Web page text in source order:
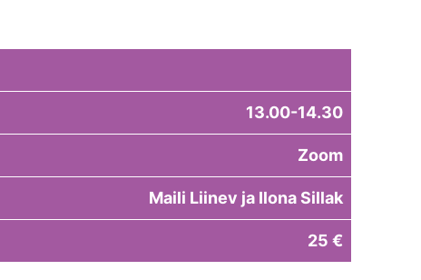
13.00-14.30
Zoom
Maili Liinev ja Ilona Sillak
25 €